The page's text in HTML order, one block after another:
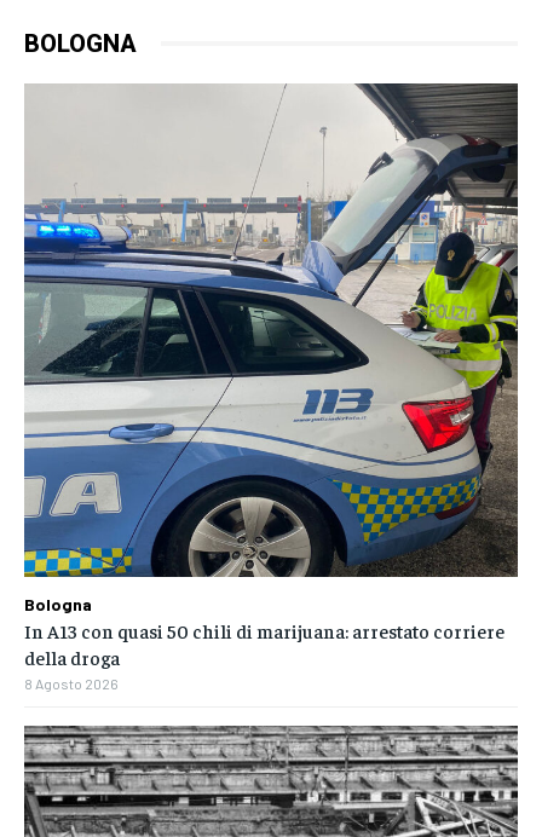
BOLOGNA
Bologna
In A13 con quasi 50 chili di marijuana: arrestato corriere
della droga
8 Agosto 2026